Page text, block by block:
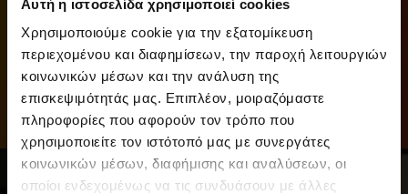
Αυτή η ιστοσελίδα χρησιμοποιεί cookies
Χρησιμοποιούμε cookie για την εξατομίκευση
περιεχομένου και διαφημίσεων, την παροχή λειτουργιών
κοινωνικών μέσων και την ανάλυση της
επισκεψιμότητάς μας. Επιπλέον, μοιραζόμαστε
πληροφορίες που αφορούν τον τρόπο που
χρησιμοποιείτε τον ιστότοπό μας με συνεργάτες
κοινωνικών μέσων, διαφήμισης και αναλύσεων, οι
οποίοι ενδεχομένως να τις συνδυάσουν με άλλες
// 17-19 Σεπτεμβρίου 2019
Open Days 2019: το Aegean College
έδειξε τη δύναμή του!
Τριήμερη γιορτή εκπαίδευσης για το Κολέγιο
Νέα & Blog Events